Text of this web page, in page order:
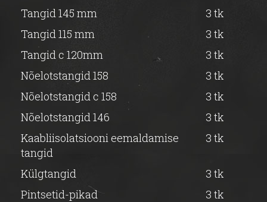
Tangid 145 mm
3 tk
Tangid 115 mm
3 tk
Tangid c 120mm
3 tk
Nõelotstangid 158
3 tk
Nõelotstangid c 158
3 tk
Nõelotstangid 146
3 tk
Kaabliisolatsiooni eemaldamise
tangid
3 tk
Külgtangid
3 tk
Pintsetid-pikad
3 tk